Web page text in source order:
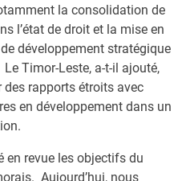
la consolidation de
l’état de droit et la mise en
développement stratégique
Timor-Leste, a-t-il ajouté,
rapports étroits avec
en développement dans un
en revue les objectifs du
Aujourd’hui, nous